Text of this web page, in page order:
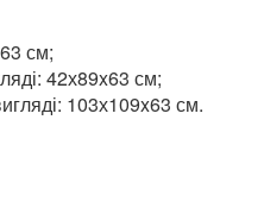
см;
42х89x63 см;
103х109x63 см.